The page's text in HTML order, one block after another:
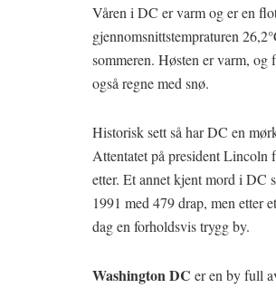
Våren i DC er varm og er en
gjennomsnittstempraturen
sommeren. Høsten er varm, og
også regne med snø.
Historisk sett så har DC en
Attentatet på president Lincoln
etter. Et annet kjent mord i DC
1991 med 479 drap, men etter
dag en forholdsvis trygg by.
Washington DC er en by full